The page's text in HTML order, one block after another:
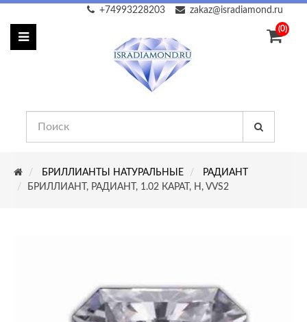
zakaz@isradiamond.ru
+74993228203
(0)
БРИЛЛИАНТЫ НАТУРАЛЬНЫЕ
РАДИАНТ
БРИЛЛИАНТ, РАДИАНТ, 1.02 КАРАТ, H, VVS2